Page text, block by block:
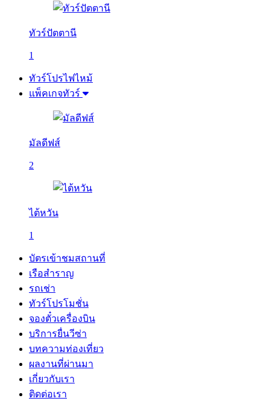
ทัวร์ปัตตานี
1
ทัวร์โปรไฟไหม้
แพ็คเกจทัวร์
มัลดีฟส์
2
ไต้หวัน
1
บัตรเข้าชมสถานที่
เรือสำราญ
รถเช่า
ทัวร์โปรโมชั่น
จองตั๋วเครื่องบิน
บริการยื่นวีซ่า
บทความท่องเที่ยว
ผลงานที่ผ่านมา
เกี่ยวกับเรา
ติดต่อเรา